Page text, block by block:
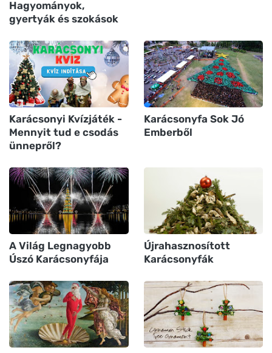
Hagyományok,
gyertyák és szokások
Karácsonyi Kvízjáték -
Mennyit tud e csodás
ünnepről?
Karácsonyfa Sok Jó
Emberből
A Világ Legnagyobb
Úszó Karácsonyfája
Újrahasznosított
Karácsonyfák